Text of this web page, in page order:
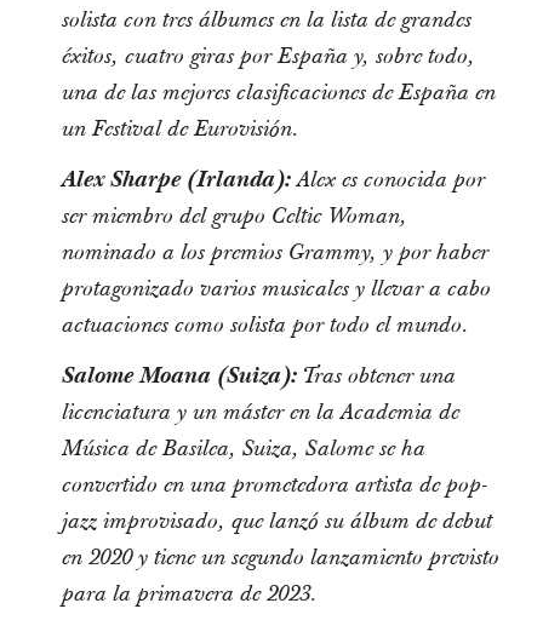
solista con tres álbumes en la lista de grandes
éxitos, cuatro giras por España y, sobre todo,
una de las mejores clasificaciones de España en
un Festival de Eurovisión.
Alex Sharpe (Irlanda):Alex es conocida por
ser miembro del grupo Celtic Woman,
nominado a los premios Grammy, y por haber
protagonizado varios musicales y llevar a cabo
actuaciones como solista por todo el mundo.
Salome Moana (Suiza):Tras obtener una
licenciatura y un máster en la Academia de
Música de Basilea, Suiza, Salome se ha
convertido en una prometedora artista de pop-
jazz improvisado, que lanzó su álbum de debut
en 2020 y tiene un segundo lanzamiento previsto
para la primavera de 2023.